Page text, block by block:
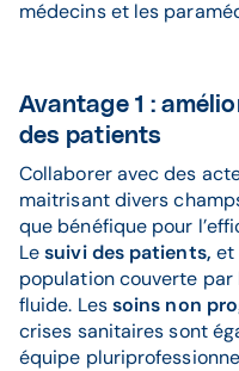
médecins et les
Avantage 1 :
des patients
Collaborer avec des
maitrisant divers
que bénéfique pour
Lesuivi des patients, et
population couverte par
fluide. Lessoins non
crises sanitaires sont
équipe